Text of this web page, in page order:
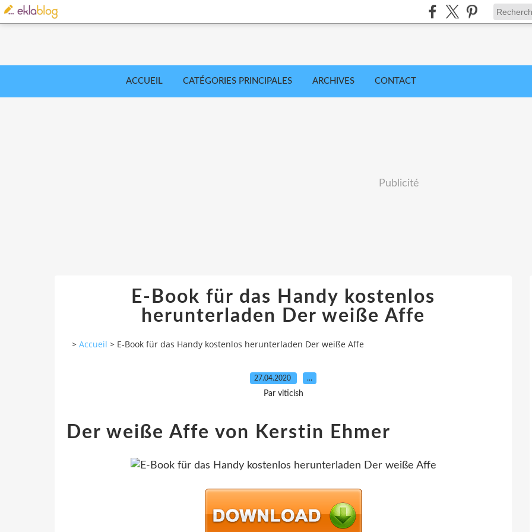
ACCUEIL CATÉGORIES PRINCIPALES ARCHIVES CONTACT
Publicité
E-Book für das Handy kostenlos
herunterladen Der weiße Affe
> Accueil > E-Book für das Handy kostenlos herunterladen Der weiße Affe
27.04.2020 …
Par viticish
Der weiße Affe von Kerstin Ehmer